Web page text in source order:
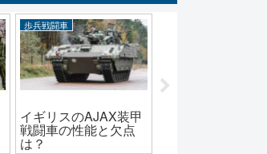
歩兵戦闘車
イギリスのAJAX装甲
戦闘車の性能と欠点
は？